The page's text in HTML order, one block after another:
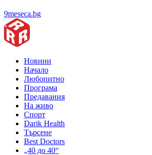
9meseca.bg
Новини
Начало
Любопитно
Програма
Предавания
На живо
Спорт
Darik Health
Търсене
Best Doctors
„40 до 40“